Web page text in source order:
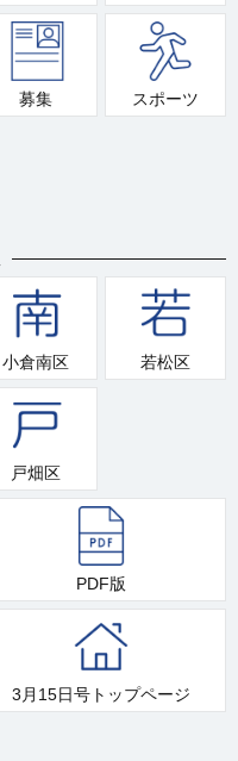
募集 スポーツ
小倉南区 若松区
戸畑区
PDF版
3月15日号トップページ